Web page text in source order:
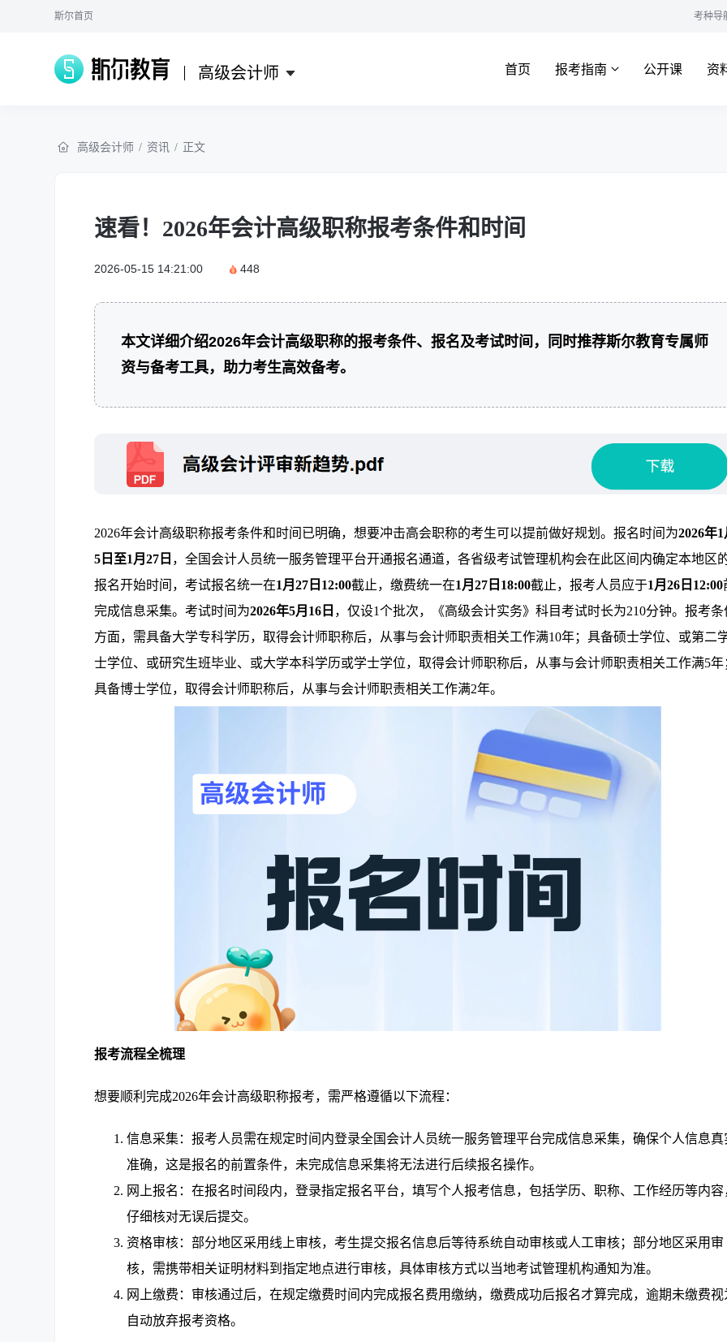
斯尔首页 考种导
高级会计师 首页 报考指南 公开课 资
高级会计师 / 资讯 / 正文
速看！2026年会计高级职称报考条件和时间
2026-05-15 14:21:00 448
本文详细介绍2026年会计高级职称的报考条件、报名及考试时间，同时推荐斯尔教育专属师
资与备考工具，助力考生高效备考。
2026年会计高级职称报考条件和时间已明确，想要冲击高会职称的考生可以提前做好规划。报名时间为2026年1
5日至1月27日 ，全国会计人员统一服务管理平台开通报名通道，各省级考试管理机构会在此区间内确定本地区
报名开始时间，考试报名统一在1月27日12:00截止，缴费统一在1月27日18:00截止，报考人员应于1月26日12:00
完成信息采集。考试时间为2026年5月16日 ，仅设1个批次，《高级会计实务》科目考试时长为210分钟。报考条
方面，需具备大学专科学历，取得会计师职称后，从事与会计师职责相关工作满10年；具备硕士学位、或第二
士学位、或研究生班毕业、或大学本科学历或学士学位，取得会计师职称后，从事与会计师职责相关工作满5年
具备博士学位，取得会计师职称后，从事与会计师职责相关工作满2年。
报考流程全梳理
想要顺利完成2026年会计高级职称报考，需严格遵循以下流程：
信息采集：报考人员需在规定时间内登录全国会计人员统一服务管理平台完成信息采集，确保个人信息真
准确，这是报名的前置条件，未完成信息采集将无法进行后续报名操作。
网上报名：在报名时间段内，登录指定报名平台，填写个人报考信息，包括学历、职称、工作经历等内容
仔细核对无误后提交。
资格审核：部分地区采用线上审核，考生提交报名信息后等待系统自动审核或人工审核；部分地区采用审
核，需携带相关证明材料到指定地点进行审核，具体审核方式以当地考试管理机构通知为准。
网上缴费：审核通过后，在规定缴费时间内完成报名费用缴纳，缴费成功后报名才算完成，逾期未缴费视
自动放弃报考资格。